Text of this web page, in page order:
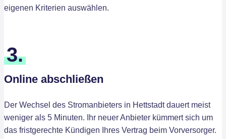
eigenen Kriterien auswählen.
3.
Online abschließen
Der Wechsel des Stromanbieters in Hettstadt dauert meist
weniger als 5 Minuten. Ihr neuer Anbieter kümmert sich um
das fristgerechte Kündigen Ihres Vertrag beim Vorversorger.